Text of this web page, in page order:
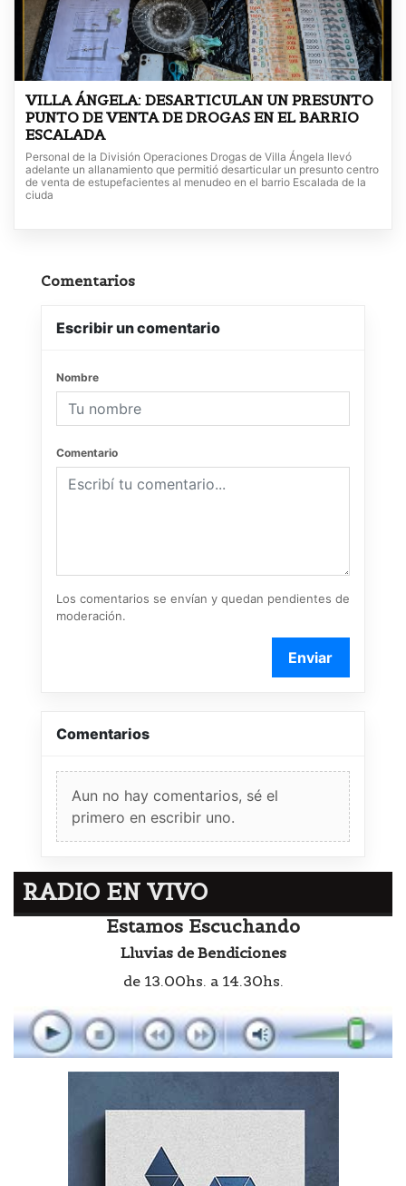
VILLA ÁNGELA: DESARTICULAN UN PRESUNTO
PUNTO DE VENTA DE DROGAS EN EL BARRIO
ESCALADA
Personal de la División Operaciones Drogas de Villa Ángela llevó
adelante un allanamiento que permitió desarticular un presunto centro
de venta de estupefacientes al menudeo en el barrio Escalada de la
ciuda
Comentarios
Escribir un comentario
Nombre
Comentario
Los comentarios se envían y quedan pendientes de
moderación.
Enviar
Comentarios
Aun no hay comentarios, sé el
primero en escribir uno.
RADIO EN VIVO
Estamos Escuchando
Lluvias de Bendiciones
de 13.00hs. a 14.30hs.